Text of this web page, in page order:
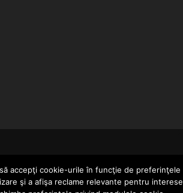
HOME
accepţi cookie-urile în funcţie de
şi a afişa reclame relevante pentru